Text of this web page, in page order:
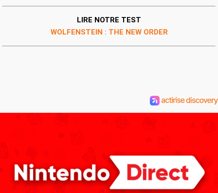
LIRE NOTRE TEST
WOLFENSTEIN : THE NEW ORDER